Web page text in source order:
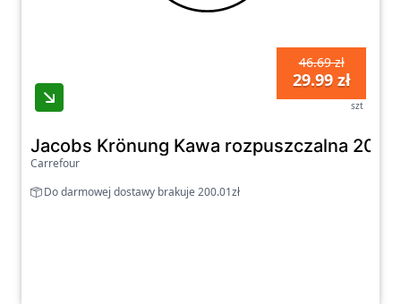
46.69 zł
29.99 zł
szt
Jacobs Krönung Kawa rozpuszczalna 200 g
Carrefour
Do darmowej dostawy brakuje 200.01zł